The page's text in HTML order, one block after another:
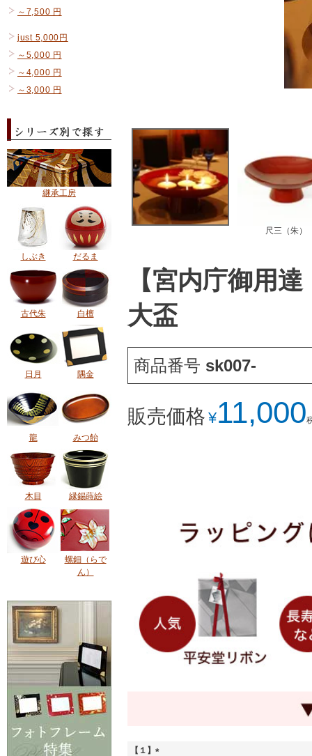
～7,500 円
just 5,000円
～5,000 円
～4,000 円
～3,000 円
継承工房
しぶき だるま
古代朱 白檀
日月 隅金
龍 みつ飴
木目 縁錫蒔絵
遊び心
螺鈿（らで
ん）
尺三（朱）
【宮内庁御用
大盃
商品番号 sk007-
販売価格 ¥11,000
【１】